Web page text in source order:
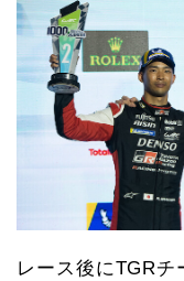
レース後にTGR